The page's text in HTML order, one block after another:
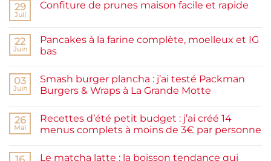
29
Juil
Confiture de prunes maison facile et rapide
Confiture
de
prunes
et
rapide
22
Juin
Pancakes à la farine complète, moelleux et IG
bas
sur
Pancakes
à
complète,
moelleux
et
03
Juin
Smash burger plancha : j’ai testé Packman
Burgers & Wraps à La Grande Motte
sur
Smash
burger
testé
26
Mai
Recettes d’été petit budget : j’ai créé 14
menus complets à moins de 3€ par personne
sur
Le matcha latte : la boisson tendance qui